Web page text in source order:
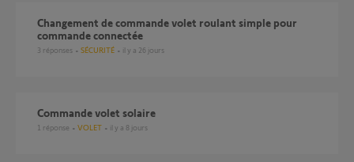
Changement de commande volet roulant simple pour
commande connectée
3 réponses SÉCURITÉ il y a 26 jours
Commande volet solaire
1 réponse VOLET il y a 8 jours